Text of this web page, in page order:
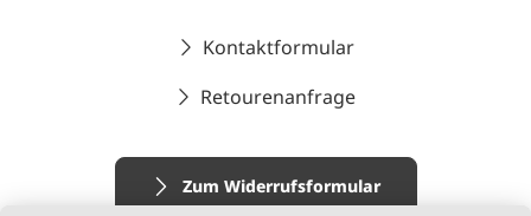
Kontaktformular
Retourenanfrage
Zum Widerrufsformular